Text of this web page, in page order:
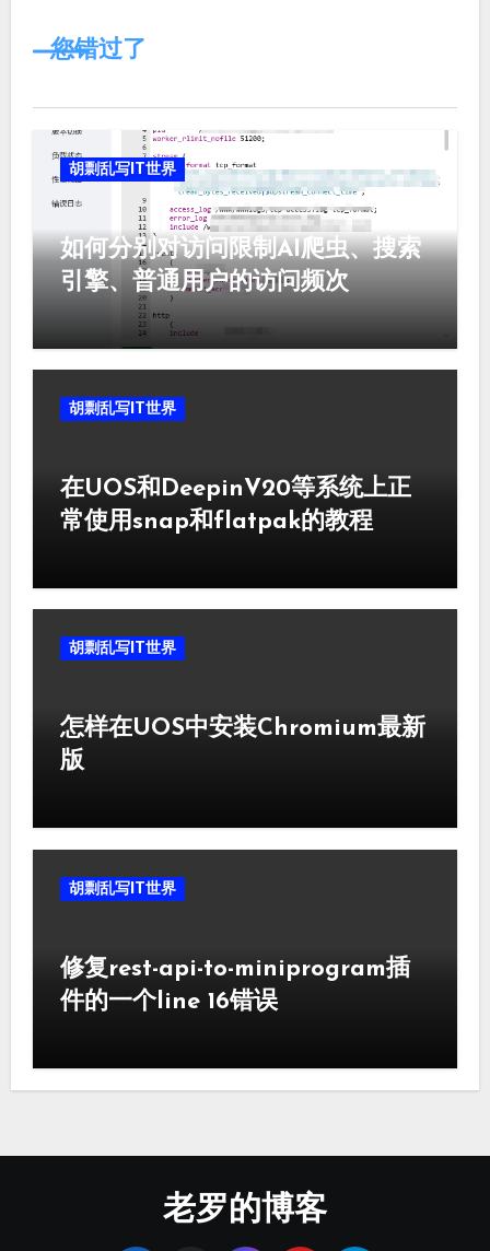
您错过了
胡剽乱写IT世界
如何分别对访问限制AI爬虫、搜索
引擎、普通用户的访问频次
胡剽乱写IT世界
在UOS和DeepinV20等系统上正
常使用snap和flatpak的教程
胡剽乱写IT世界
怎样在UOS中安装Chromium最新
版
胡剽乱写IT世界
修复rest-api-to-miniprogram插
件的一个line 16错误
老罗的博客